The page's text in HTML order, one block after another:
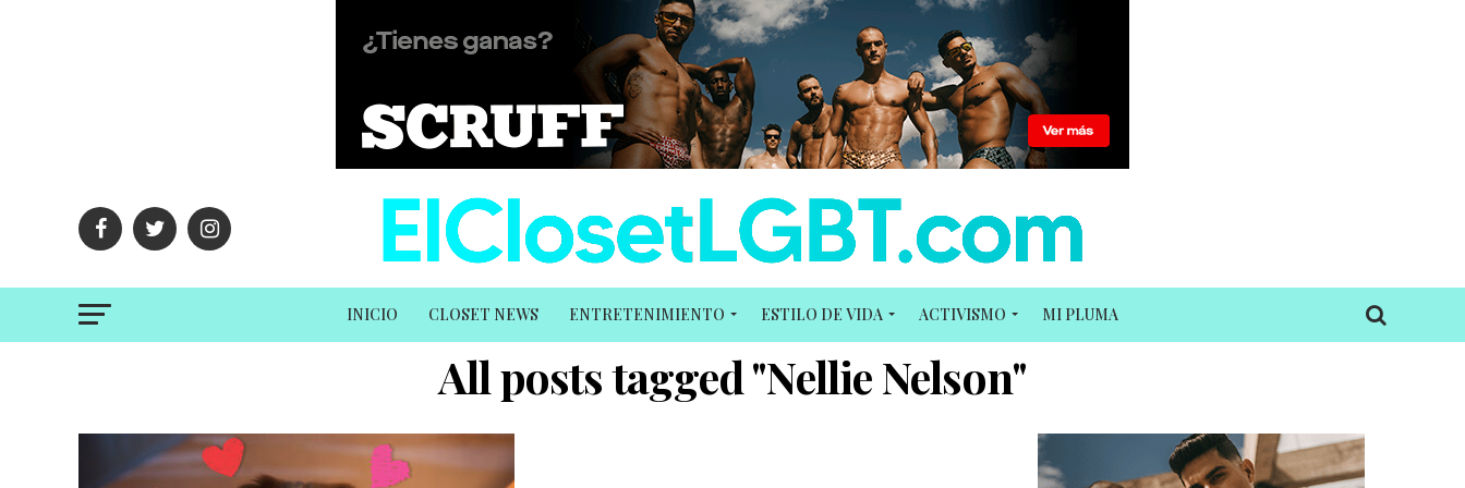
INICIO CLOSET NEWS ENTRETENIMIENTO ESTILO DE VIDA ACTIVISMO MI PLUMA
All posts tagged "Nellie Nelson"